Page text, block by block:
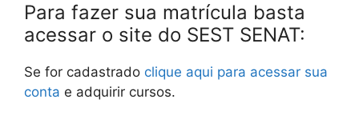
Para fazer sua matrícula basta
acessar o site do SEST SENAT:
Se for cadastrado clique aqui para acessar sua
conta e adquirir cursos.